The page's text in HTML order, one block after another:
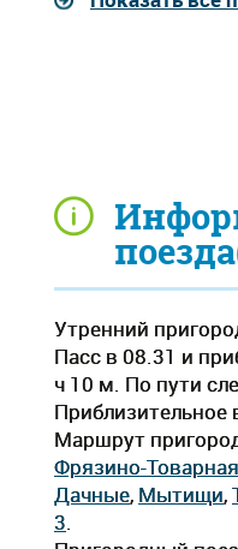
Утренний
Пасс в 08.31 и
ч 10 м. По пути
Приблизительное
Маршрут
Фрязино-Товарная
Дачные, Мытищи,
3.